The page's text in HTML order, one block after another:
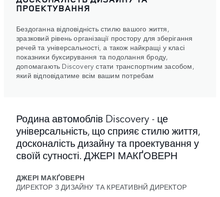
ПРОЕКТУВАННЯ
Бездоганна відповідність стилю вашого життя,
зразковий рівень організації простору для зберігання
речей та універсальності, а також найкращі у класі
показники буксирування та подолання броду,
допомагають Discovery стати транспортним засобом,
який відповідатиме всім вашим потребам
Родина автомоблів Discovery - це
універсальність, що сприяє стилю життя,
досконалість дизайну та проектування у
своїй сутності. ДЖЕРІ МАКҐОВЕРН
ДЖЕРІ МАКҐОВЕРН
ДИРЕКТОР З ДИЗАЙНУ ТА КРЕАТИВНЙ ДИРЕКТОР